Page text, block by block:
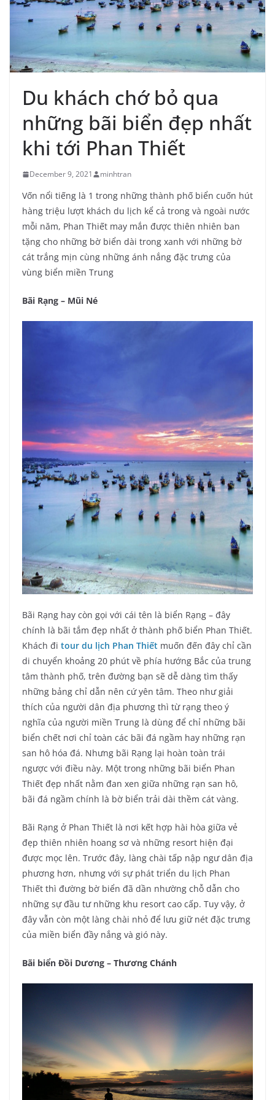
Du khách chớ bỏ qua
những bãi biển đẹp nhất
khi tới Phan Thiết
December 9, 2021 minhtran
Vốn nổi tiếng là 1 trong những thành phố biển cuốn hút
hàng triệu lượt khách du lịch kể cả trong và ngoài nước
mỗi năm, Phan Thiết may mắn được thiên nhiên ban
tặng cho những bờ biển dài trong xanh với những bờ
cát trắng mịn cùng những ánh nắng đặc trưng của
vùng biển miền Trung
Bãi Rạng – Mũi Né
Bãi Rạng hay còn gọi với cái tên là biển Rạng – đây
chính là bãi tắm đẹp nhất ở thành phố biển Phan Thiết.
Khách đi tour du lịch Phan Thiết muốn đến đây chỉ cần
di chuyển khoảng 20 phút về phía hướng Bắc của trung
tâm thành phố, trên đường bạn sẽ dễ dàng tìm thấy
những bảng chỉ dẫn nên cứ yên tâm. Theo như giải
thích của người dân địa phương thì từ rạng theo ý
nghĩa của người miền Trung là dùng để chỉ những bãi
biển chết nơi chỉ toàn các bãi đá ngầm hay những rạn
san hô hóa đá. Nhưng bãi Rạng lại hoàn toàn trái
ngược với điều này. Một trong những bãi biển Phan
Thiết đẹp nhất nằm đan xen giữa những rạn san hô,
bãi đá ngầm chính là bờ biển trải dài thềm cát vàng.
Bãi Rạng ở Phan Thiết là nơi kết hợp hài hòa giữa vẻ
đẹp thiên nhiên hoang sơ và những resort hiện đại
được mọc lên. Trước đây, làng chài tấp nập ngư dân địa
phương hơn, nhưng với sự phát triển du lịch Phan
Thiết thì đường bờ biển đã dần nhường chỗ dẫn cho
những sự đầu tư những khu resort cao cấp. Tuy vậy, ở
đây vẫn còn một làng chài nhỏ để lưu giữ nét đặc trưng
của miền biển đầy nắng và gió này.
Bãi biển Đồi Dương – Thương Chánh